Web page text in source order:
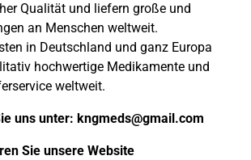
Qualität und liefern große und
an Menschen weltweit.
in Deutschland und ganz Europa
hochwertige Medikamente und
weltweit.
uns unter: kngmeds@gmail.com
Sie unsere Website